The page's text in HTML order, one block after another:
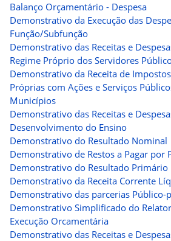
Balanço Orçamentário - Despesa
Demonstrativo da Execução das
Função/Subfunção
Demonstrativo das Receitas e
Regime Próprio dos Servidores
Demonstrativo da Receita de
Próprias com Ações e Serviços
Municípios
Demonstrativo das Receitas e
Desenvolvimento do Ensino
Demonstrativo do Resultado Nominal
Demonstrativo de Restos a Pagar por
Demonstrativo do Resultado Primário
Demonstrativo da Receita Corrente
Demonstrativo das parcerias Público-
Demonstrativo Simplificado do
Execução Orcamentária
Demonstrativo das Receitas e